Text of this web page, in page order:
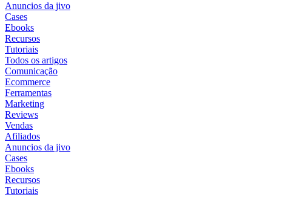
Anuncios da jivo
Cases
Ebooks
Recursos
Tutoriais
Todos os artigos
Comunicação
Ecommerce
Ferramentas
Marketing
Reviews
Vendas
Afiliados
Anuncios da jivo
Cases
Ebooks
Recursos
Tutoriais